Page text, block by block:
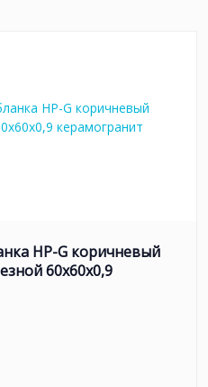
HP-G коричневый
60x60x0,9